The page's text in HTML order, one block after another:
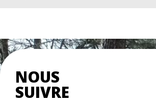
NOUS
SUIVRE